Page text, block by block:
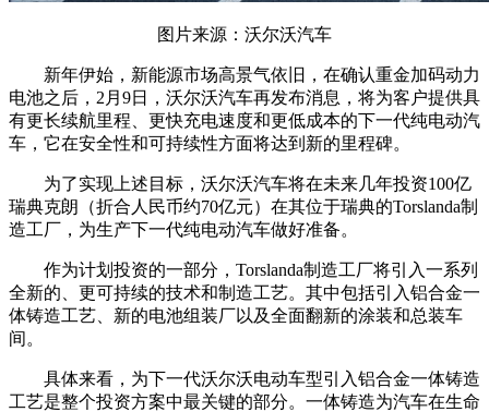
图片来源：沃尔沃汽车
新年伊始，新能源市场高景气依旧，在确认重金加码动力
电池之后，2月9日，沃尔沃汽车再发布消息，将为客户提供具
有更长续航里程、更快充电速度和更低成本的下一代纯电动汽
车，它在安全性和可持续性方面将达到新的里程碑。
为了实现上述目标，沃尔沃汽车将在未来几年投资100亿
瑞典克朗（折合人民币约70亿元）在其位于瑞典的Torslanda制
造工厂，为生产下一代纯电动汽车做好准备。
作为计划投资的一部分，Torslanda制造工厂将引入一系列
全新的、更可持续的技术和制造工艺。其中包括引入铝合金一
体铸造工艺、新的电池组装厂以及全面翻新的涂装和总装车
间。
具体来看，为下一代沃尔沃电动车型引入铝合金一体铸造
工艺是整个投资方案中最关键的部分。一体铸造为汽车在生命